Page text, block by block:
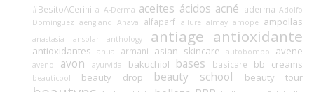
#BesitoACerini a A-Derma aceites ácidos acné aderma Adolfo
Domínguez aengland Ahava alfaparf allure almay amope ampollas
anastasia ansolar anthology antiage antioxidante
antioxidantes anua armani asian skincare autobombo avene
aveno avon ayurvida bakuchiol bases basicare bb creams
beauticool beauty drop beauty school beauty tour